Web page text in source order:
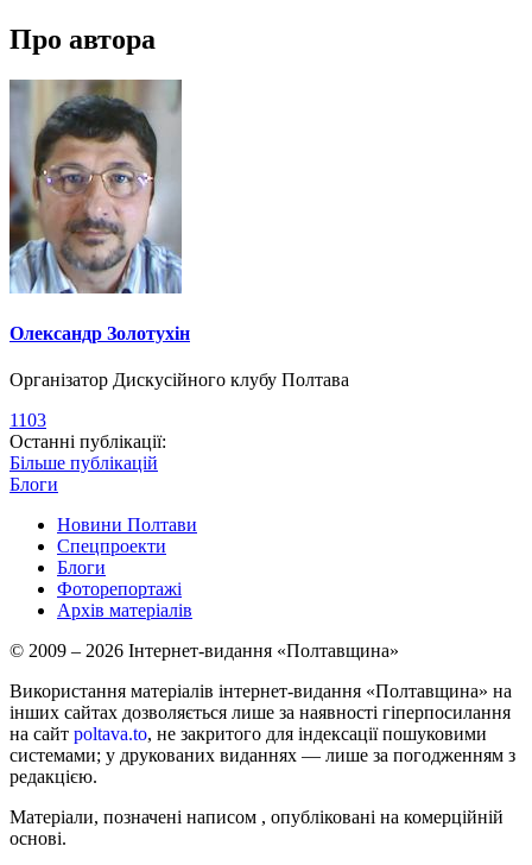
Про автора
Олександр Золотухін
Організатор Дискусійного клубу Полтава
1103
Останні публікації:
Більше публікацій
Блоги
Новини Полтави
Спецпроекти
Блоги
Фоторепортажі
Архів матеріалів
© 2009 – 2026 Інтернет-видання «Полтавщина»
Використання матеріалів інтернет-видання «Полтавщина» на
інших сайтах дозволяється лише за наявності гіперпосилання
на сайт poltava.to, не закритого для індексації пошуковими
системами; у друкованих виданнях — лише за погодженням з
редакцією.
Матеріали, позначені написом , опубліковані на комерційній
основі.